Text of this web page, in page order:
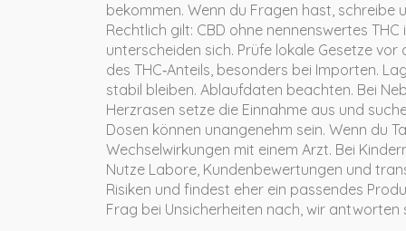
bekommen. Wenn du Fragen hast, schreibe
Rechtlich gilt: CBD ohne nennenswertes
unterscheiden sich. Prüfe lokale Gesetze
des THC‑Anteils, besonders bei Importen.
stabil bleiben. Ablaufdaten beachten. Bei
Herzrasen setze die Einnahme aus und
Dosen können unangenehm sein. Wenn du
Wechselwirkungen mit einem Arzt. Bei
Nutze Labore, Kundenbewertungen und
Risiken und findest eher ein passendes
Frag bei Unsicherheiten nach, wir antworten